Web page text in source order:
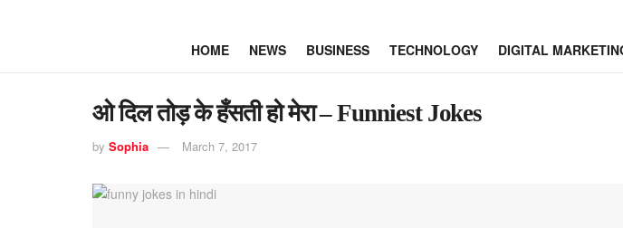
HOME NEWS BUSINESS TECHNOLOGY DIGITAL
ओ दिल तोड़ के हँसती हो मेरा – Funniest Jokes
by Sophia March 7, 2017